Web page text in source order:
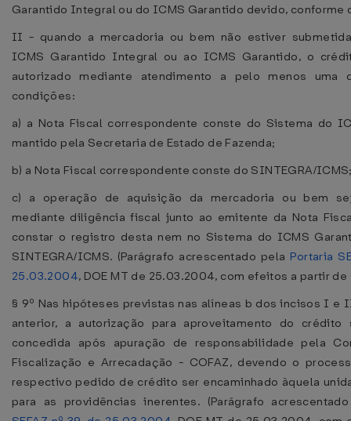
Garantido Integral ou do ICMS Garantido devido, conforme
II - quando a mercadoria ou bem não estiver
ICMS Garantido Integral ou ao ICMS Garantido, o
autorizado mediante atendimento a pelo menos uma
condições:
a) a Nota Fiscal correspondente conste do Sistema do
mantido pela Secretaria de Estado de Fazenda;
b) a Nota Fiscal correspondente conste do SINTEGRA/
c) a operação de aquisição da mercadoria ou bem
mediante diligência fiscal junto ao emitente da Nota
constar o registro desta nem no Sistema do ICMS
SINTEGRA/ICMS. (Parágrafo acrescentado pela Portaria
25.03.2004, DOE MT de 25.03.2004, com efeitos a partir
§ 9º Nas hipóteses previstas nas alíneas b dos incisos I e
anterior, a autorização para aproveitamento do crédito
concedida após apuração de responsabilidade pela
Fiscalização e Arrecadação - COFAZ, devendo o
respectivo pedido de crédito ser encaminhado àquela
para as providências inerentes. (Parágrafo